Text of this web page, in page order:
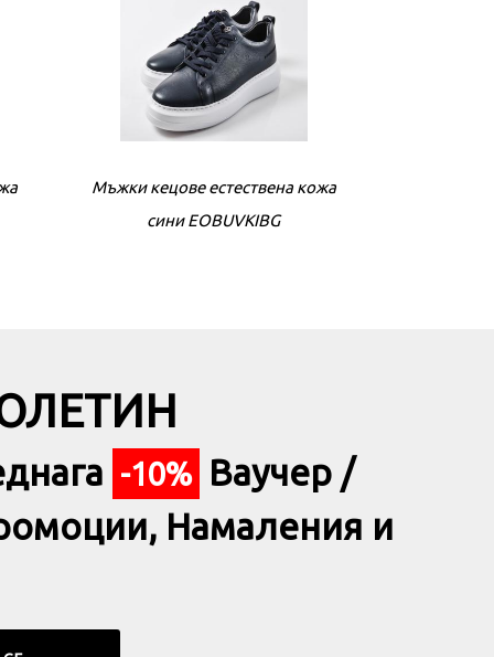
Дамски сандали на ток бeжови
EOBUVKIBG
Мъжки кецове естествена кожа
сини EOBUVKIBG
-10% Ваучер /
Намаления и